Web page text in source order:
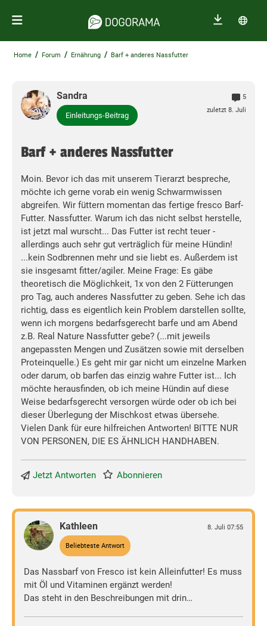
Home / Forum / Ernährung / Barf + anderes Nassfutter
Sandra
Einleitungs-Beitrag
5
zuletzt 8. Juli
Barf + anderes Nassfutter
Moin. Bevor ich das mit unserem Tierarzt bespreche,
möchte ich gerne vorab ein wenig Schwarmwissen
abgreifen. Wir füttern momentan das fertige fresco Barf-
Futter. Nassfutter. Warum ich das nicht selbst herstelle,
ist jetzt mal wurscht... Das Futter ist recht teuer -
allerdings auch sehr gut verträglich für meine Hündin!
...kein Sodbrennen mehr und sie liebt es. Außerdem ist
sie insgesamt fitter/agiler. Meine Frage: Es gäbe
theoretisch die Möglichkeit, 1x von den 2 Fütterungen
pro Tag, auch anderes Nassfutter zu geben. Sehe ich das
richtig, dass es eigentlich kein Problem darstellen sollte,
wenn ich morgens bedarfsgerecht barfe und am Abend
z.B. Real Nature Nassfutter gebe? (...mit jeweils
angepassten Mengen und Zusätzen sowie mit derselben
Proteinquelle.) Es geht mir gar nicht um einzelne Marken
oder darum, ob barfen das einzig wahre Futter ist... Ich
möchte herausfinden, ob ich meine Hündin auf diese
Weise bedarfsgerecht versorgen würde oder ob ich bei
dieser Überlegung der Mischkost etwas übersehe.
Vielen Dank für eure hilfreichen Antworten! BITTE NUR
VON PERSONEN, DIE ES ÄHNLICH HANDHABEN.
Jetzt Antworten Abonnieren
Kathleen
Beliebteste Antwort
8. Juli 07:55
Das Nassbarf von Fresco ist kein Alleinfutter! Es muss
mit Öl und Vitaminen ergänzt werden!
Das steht in den Beschreibungen mit drin…